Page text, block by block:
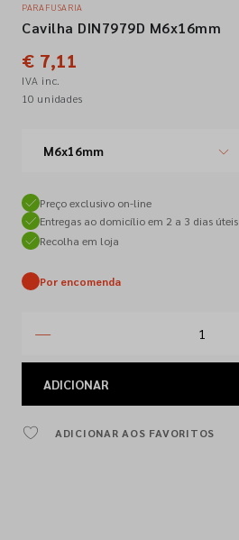
Siga-nos nas redes sociais
PARAFUSARIA
Cavilha DIN7979D M6x16mm
€ 7,11
IVA inc.
10 unidades
M6x16mm
Preço exclusivo on-line
Entregas ao domicílio em 2 a 3 dias úteis
Recolha em loja
Por encomenda
ADICIONAR
ADICIONAR AOS FAVORITOS